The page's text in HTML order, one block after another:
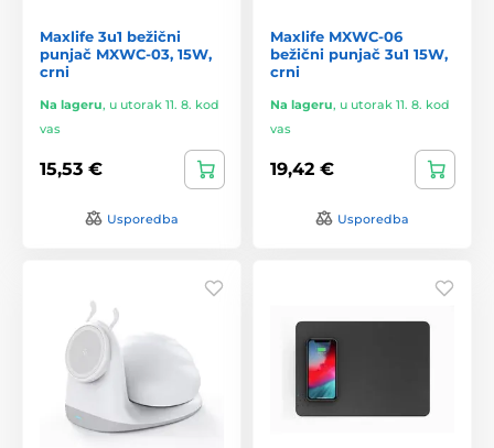
Maxlife 3u1 bežični
punjač MXWC-03, 15W,
crni
Na lageru, u utorak 11. 8. kod
vas
15,53 €
Usporedba
Maxlife MXWC-06
bežični punjač 3u1 15W,
crni
Na lageru, u utorak 11. 8. kod
vas
19,42 €
Usporedba